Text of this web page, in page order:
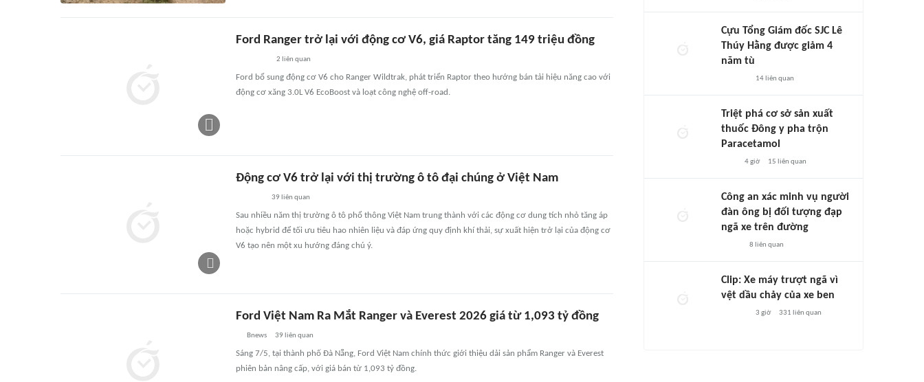
Ford Ranger trở lại với động cơ V6, giá Raptor tăng 149 triệu đồng
2 liên quan
Ford bổ sung động cơ V6 cho Ranger Wildtrak, phát triển Raptor theo hướng bán tải hiệu năng cao với
động cơ xăng 3.0L V6 EcoBoost và loạt công nghệ off-road.
Động cơ V6 trở lại với thị trường ô tô đại chúng ở Việt Nam
39 liên quan
Sau nhiều năm thị trường ô tô phổ thông Việt Nam trung thành với các động cơ dung tích nhỏ tăng áp
hoặc hybrid để tối ưu tiêu hao nhiên liệu và đáp ứng quy định khí thải, sự xuất hiện trở lại của động cơ
V6 tạo nên một xu hướng đáng chú ý.
Ford Việt Nam Ra Mắt Ranger và Everest 2026 giá từ 1,093 tỷ đồng
Bnews 39 liên quan
Sáng 7/5, tại thành phố Đà Nẵng, Ford Việt Nam chính thức giới thiệu dải sản phẩm Ranger và Everest
phiên bản nâng cấp, với giá bán từ 1,093 tỷ đồng.
Cựu Tổng Giám đốc SJC Lê
Thúy Hằng được giảm 4
năm tù
14 liên quan
Triệt phá cơ sở sản xuất
thuốc Đông y pha trộn
Paracetamol
4 giờ 15 liên quan
Công an xác minh vụ người
đàn ông bị đối tượng đạp
ngã xe trên đường
8 liên quan
Clip: Xe máy trượt ngã vì
vệt dầu chảy của xe ben
3 giờ 331 liên quan